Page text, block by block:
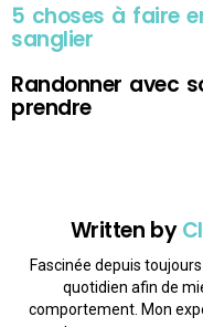
5 choses à faire
sanglier
Randonner avec
prendre
Written by
Fascinée depuis
quotidien afin de
comportement. Mon